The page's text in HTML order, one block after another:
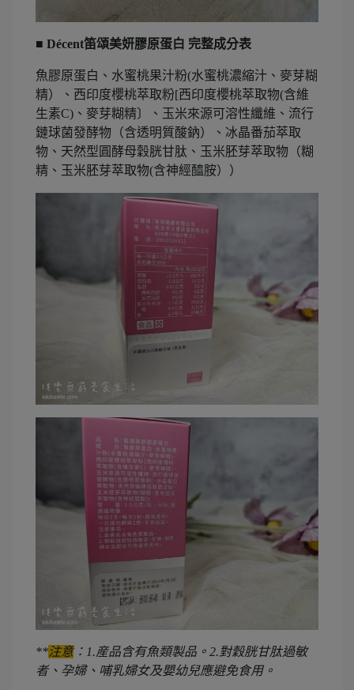
■ Décent笛頌美妍膠原蛋白 完整成分表
魚膠原蛋白、水蜜桃果汁粉(水蜜桃濃縮汁、麥芽糊
精）、西印度櫻桃萃取粉[西印度櫻桃萃取物(含維
生素C)、麥芽糊精〕、玉米來源可溶性纖維、流行
鏈球菌發酵物（含透明質酸鈉）、冰晶番茄萃取
物、天然型圓酵母穀胱甘肽、玉米胚芽萃取物（糊
精、玉米胚芽萃取物(含神經醯胺））
**注意：1.産品含有魚類製品。2.對穀胱甘肽過敏
者、孕婦、哺乳婦女及嬰幼兒應避免食用。